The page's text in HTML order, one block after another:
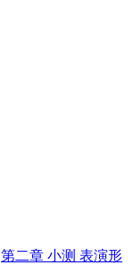
第二章 小测 表演形